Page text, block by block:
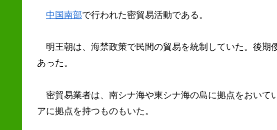
中国南部で行われた密貿易活動である。
明王朝は、海禁政策で民間の貿易を統制していた。後期
あった。
密貿易業者は、南シナ海や東シナ海の島に拠点をおいて
アに拠点を持つものもいた。